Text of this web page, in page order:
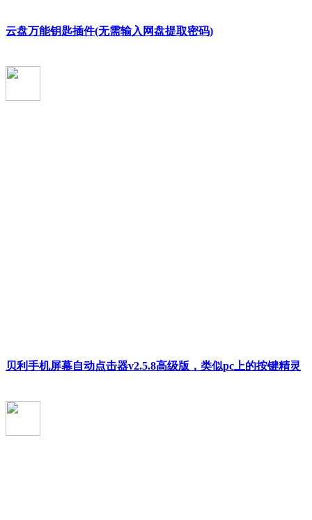
云盘万能钥匙插件(无需输入网盘提取密码)
贝利手机屏幕自动点击器v2.5.8高级版，类似pc上的按键精灵